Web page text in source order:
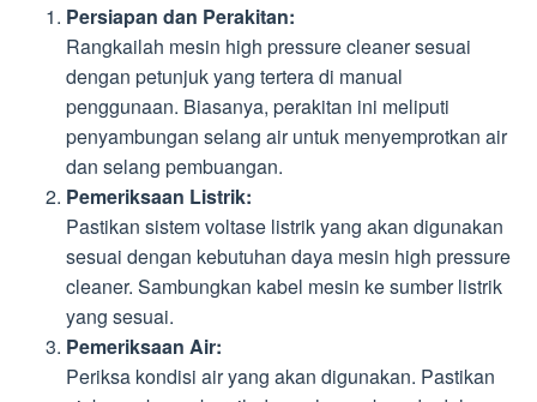
Persiapan dan Perakitan:
Rangkailah mesin high pressure cleaner sesuai
dengan petunjuk yang tertera di manual
penggunaan. Biasanya, perakitan ini meliputi
penyambungan selang air untuk menyemprotkan air
dan selang pembuangan.
Pemeriksaan Listrik:
Pastikan sistem voltase listrik yang akan digunakan
sesuai dengan kebutuhan daya mesin high pressure
cleaner. Sambungkan kabel mesin ke sumber listrik
yang sesuai.
Pemeriksaan Air:
Periksa kondisi air yang akan digunakan. Pastikan